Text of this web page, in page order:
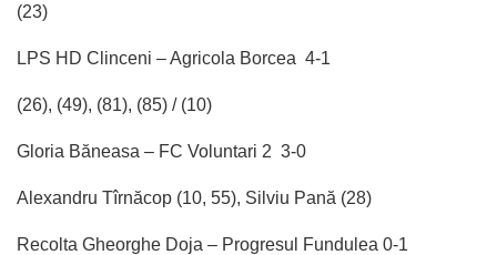
(23)
LPS HD Clinceni – Agricola Borcea 4-1
(26), (49), (81), (85) / (10)
Gloria Băneasa – FC Voluntari 2 3-0
Alexandru Tîrnăcop (10, 55), Silviu Pană (28)
Recolta Gheorghe Doja – Progresul Fundulea 0-1